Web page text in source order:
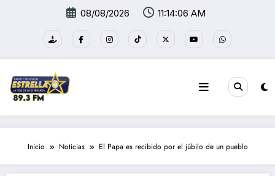
08/08/2026 11:14:07 AM
Inicio Noticias El Papa es recibido por el júbilo de un pueblo